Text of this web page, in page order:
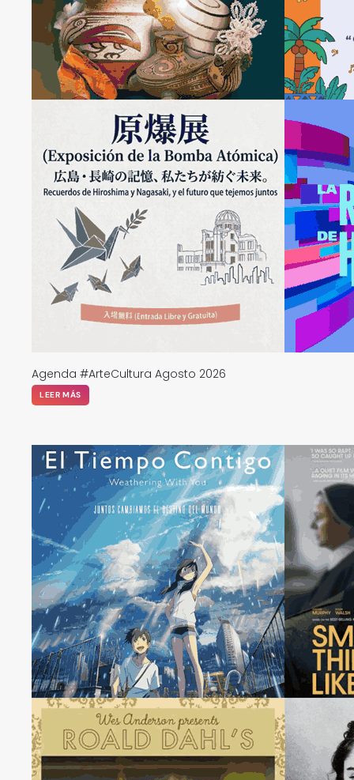
Agenda #ArteCultura Agosto 2026
LEER MÁS